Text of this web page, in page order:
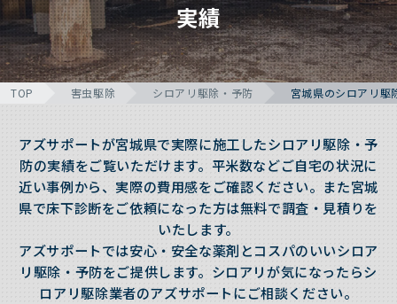
実績
TOP 害虫駆除 シロアリ駆除・予防 宮城県のシロアリ駆
アズサポートが宮城県で実際に施工したシロアリ駆除・予
防の実績をご覧いただけます。平米数などご自宅の状況に
近い事例から、実際の費用感をご確認ください。また宮城
県で床下診断をご依頼になった方は無料で調査・見積りを
いたします。
アズサポートでは安心・安全な薬剤とコスパのいいシロア
リ駆除・予防をご提供します。シロアリが気になったらシ
ロアリ駆除業者のアズサポートにご相談ください。